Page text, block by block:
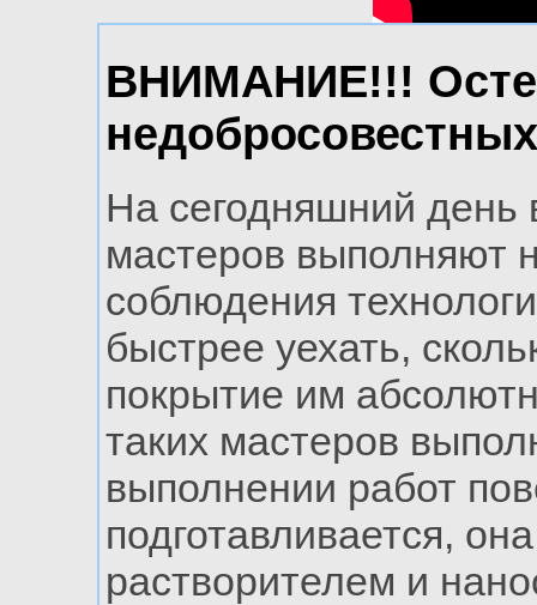
ВНИМАНИЕ!!!
На сегодняшний
мастеров выполняют
соблюдения
быстрее уехать,
покрытие им
таких мастеров
выполнении работ
подготавливается,
растворителем и